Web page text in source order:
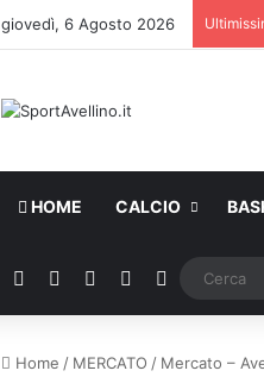
giovedì, 6 Agosto 2026
HOME CALCIO
Facebook You TubeInstagram
WhatsApp
Home / MERCATO / Mercato –